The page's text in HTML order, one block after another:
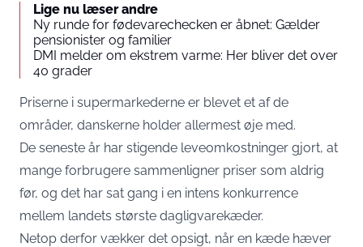
Lige nu læser andre
Ny runde for fødevarechecken er åbnet: Gælder
pensionister og familier
DMI melder om ekstrem varme: Her bliver det over
40 grader
Priserne i supermarkederne er blevet et af de
områder, danskerne holder allermest øje med.
De seneste år har stigende leveomkostninger gjort, at
mange forbrugere sammenligner priser som aldrig
før, og det har sat gang i en intens konkurrence
mellem landets største dagligvarekæder.
Netop derfor vækker det opsigt, når en kæde hæver